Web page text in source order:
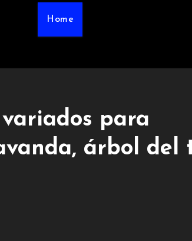
Home
variados para
árbol del